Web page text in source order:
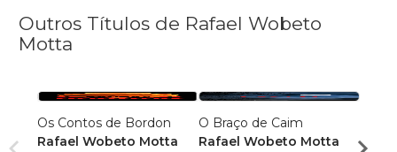
Outros Títulos de Rafael Wobeto
Motta
Os Contos de Bordon
Rafael Wobeto Motta
O Braço de Caim
Rafael Wobeto Motta